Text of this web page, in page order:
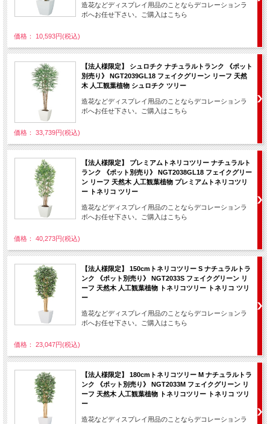
造花などディスプレイ用品のことならデコレーションラ
ボへお任せ下さい。ご購入はこちら
価格： 10,593円(税込)
【法人様限定】 シュロチク ナチュラルトランク 《ポット
別売り》 NGT2039GL18 フェイクグリーン リーフ 天然
木 人工観葉植物 シュロチク ツリー
造花などディスプレイ用品のことならデコレーションラ
ボへお任せ下さい。ご購入はこちら
価格： 33,739円(税込)
【法人様限定】 プレミアムトネリコツリー ナチュラルト
ランク 《ポット別売り》 NGT2038GL18 フェイクグリー
ン リーフ 天然木 人工観葉植物 プレミアムトネリコツリ
ー トネリコ ツリー
造花などディスプレイ用品のことならデコレーションラ
ボへお任せ下さい。ご購入はこちら
価格： 40,273円(税込)
【法人様限定】 150cmトネリコツリー S ナチュラルトラ
ンク 《ポット別売り》 NGT2033S フェイクグリーン リ
ーフ 天然木 人工観葉植物 トネリコツリー トネリコ ツリ
ー
造花などディスプレイ用品のことならデコレーションラ
ボへお任せ下さい。ご購入はこちら
価格： 23,047円(税込)
【法人様限定】 180cmトネリコツリー M ナチュラルトラ
ンク 《ポット別売り》 NGT2033M フェイクグリーン リ
ーフ 天然木 人工観葉植物 トネリコツリー トネリコ ツリ
ー
造花などディスプレイ用品のことならデコレーションラ